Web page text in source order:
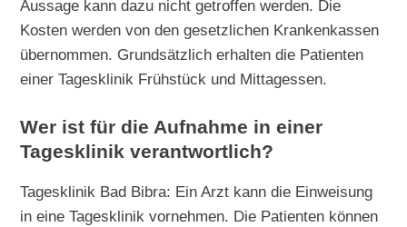
Aussage kann dazu nicht getroffen werden. Die
Kosten werden von den gesetzlichen Krankenkassen
übernommen. Grundsätzlich erhalten die Patienten
einer Tagesklinik Frühstück und Mittagessen.
Wer ist für die Aufnahme in einer
Tagesklinik verantwortlich?
Tagesklinik Bad Bibra: Ein Arzt kann die Einweisung
in eine Tagesklinik vornehmen. Die Patienten können